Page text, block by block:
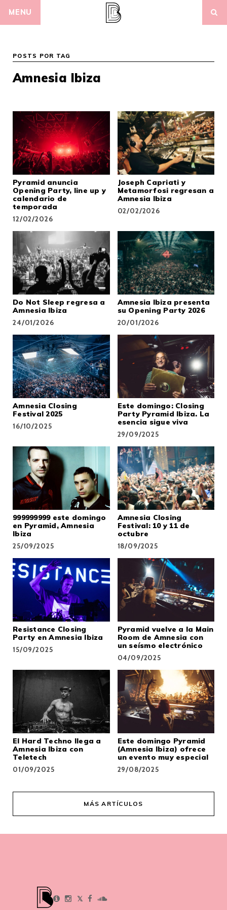
MENU
POSTS POR TAG
Amnesia Ibiza
Pyramid anuncia
Opening Party, line up y
calendario de
temporada
12/02/2026
Joseph Capriati y
Metamorfosi regresan a
Amnesia Ibiza
02/02/2026
Do Not Sleep regresa a
Amnesia Ibiza
24/01/2026
Amnesia Ibiza presenta
su Opening Party 2026
20/01/2026
Amnesia Closing
Festival 2025
16/10/2025
Este domingo: Closing
Party Pyramid Ibiza. La
esencia sigue viva
29/09/2025
999999999 este domingo
en Pyramid, Amnesia
Ibiza
25/09/2025
Amnesia Closing
Festival: 10 y 11 de
octubre
18/09/2025
Resistance Closing
Party en Amnesia Ibiza
15/09/2025
Pyramid vuelve a la Main
Room de Amnesia con
un seísmo electrónico
04/09/2025
El Hard Techno llega a
Amnesia Ibiza con
Teletech
01/09/2025
Este domingo Pyramid
(Amnesia Ibiza) ofrece
un evento muy especial
29/08/2025
MÁS ARTÍCULOS
𝕏